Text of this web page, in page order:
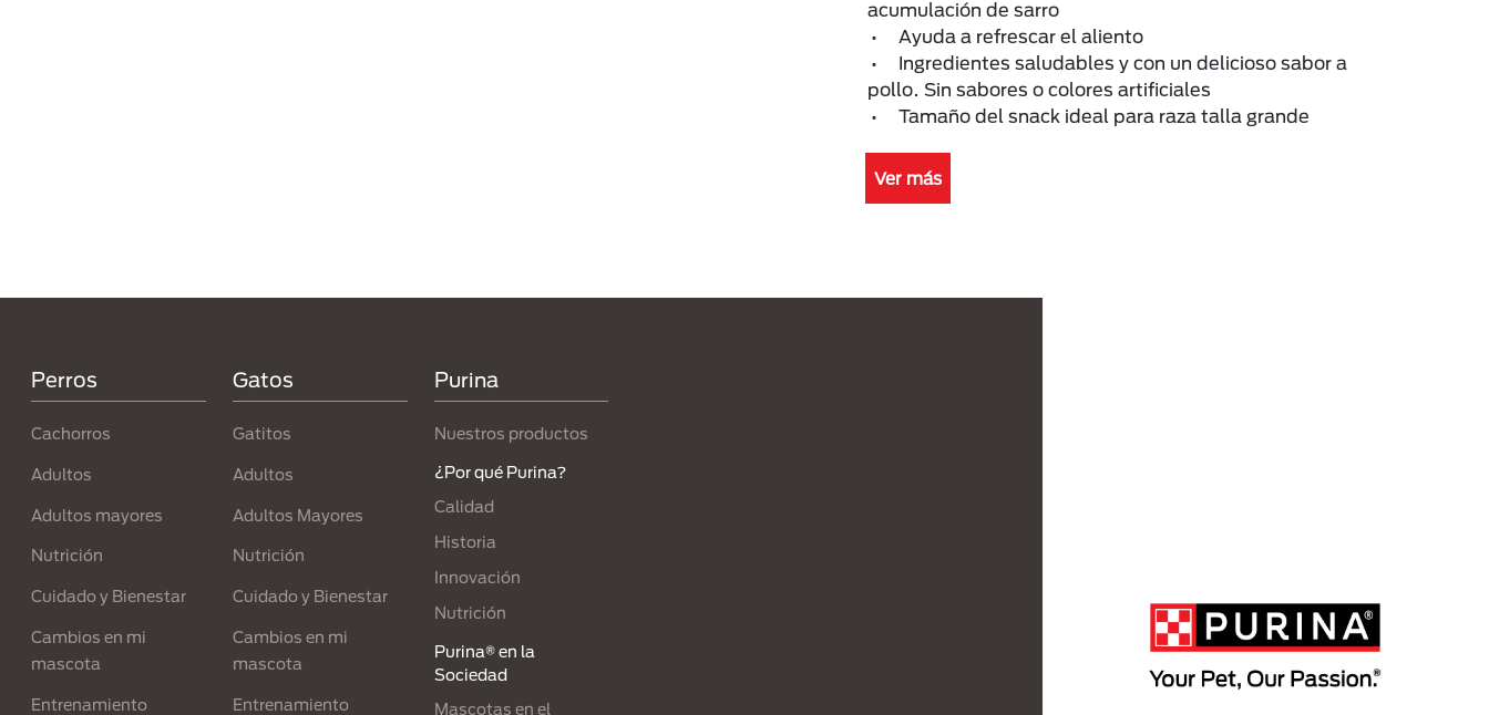
acumulación de sarro
• Ayuda a refrescar el aliento
• Ingredientes saludables y con un delicioso sabor a
pollo. Sin sabores o colores artificiales
• Tamaño del snack ideal para raza talla grande
Ver más
Perros
Cachorros
Adultos
Adultos mayores
Nutrición
Cuidado y Bienestar
Cambios en mi
mascota
Entrenamiento
Gatos
Gatitos
Adultos
Adultos Mayores
Nutrición
Cuidado y Bienestar
Cambios en mi
mascota
Entrenamiento
Purina
Nuestros productos
¿Por qué Purina?
Calidad
Historia
Innovación
Nutrición
Purina® en la
Sociedad
Mascotas en el